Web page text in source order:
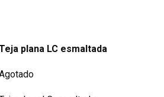
plana LC esmaltada